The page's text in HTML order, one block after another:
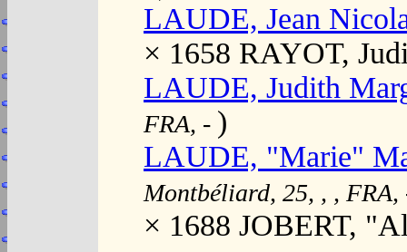
LAUDE, Jean
× 1658 RAYOT,
LAUDE, Judith
FRA, - )
LAUDE, "Marie"
Montbéliard, 25, , , FRA,
× 1688 JOBERT,